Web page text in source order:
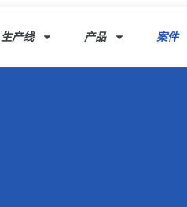
生产线 产品 案件